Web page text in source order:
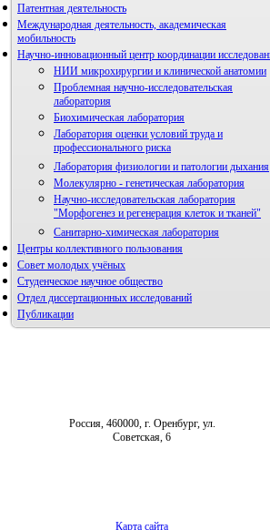
Патентная деятельность
Международная деятельность, академическая
мобильность
Научно-инновационный центр координации
НИИ микрохирургии и клинической анатомии
Проблемная научно-исследовательская
лаборатория
Биохимическая лаборатория
Лаборатория оценки условий труда и
профессионального риска
Лаборатория физиологии и патологии дыхания
Молекулярно - генетическая лаборатория
Научно-исследовательская лаборатория
"Морфогенез и регенерация клеток и тканей"
Санитарно-химическая лаборатория
Центры коллективного пользования
Совет молодых учёных
Студенческое научное общество
Отдел диссертационных исследований
Публикации
Россия, 460000, г. Оренбург, ул.
Советская, 6
Карта сайта